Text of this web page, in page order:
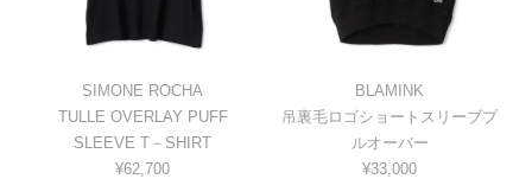
SIMONE ROCHA
TULLE OVERLAY PUFF
SLEEVE T－SHIRT
¥62,700
BLAMINK
吊裏毛ロゴショートスリーブプ
ルオーバー
¥33,000